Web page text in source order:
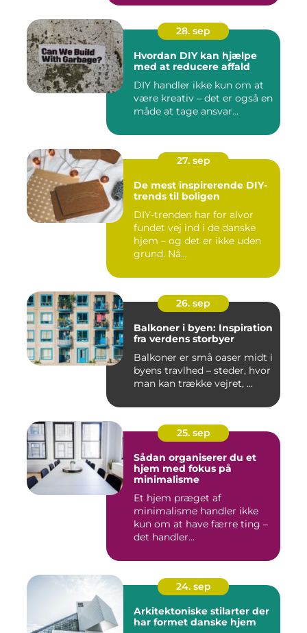
28. sep
Hvordan DIY kan hjælpe
med at reducere affald
DIY handler ikke kun om at
være kreativ – det er også en
måde at tage ansvar...
27. sep
De mest inspirerende DIY-
trends til boligen
DIY-trenden har for alvor
fundet vej ind i de danske
hjem – og det er ikke uden
grund. Nå...
26. sep
Balkoner i byen: Inspiration
fra verdens storbyer
Balkoner er små oaser midt i
byens travlhed – steder, hvor
man kan trække vejret, ...
25. sep
Sådan organiserer du et
hjem med fokus på
minimalisme
Et hjem præget af
minimalisme handler ikke
kun om at have færre ting –
det handler...
24. sep
Arkitektoniske stilarter der
har formet danske hjem